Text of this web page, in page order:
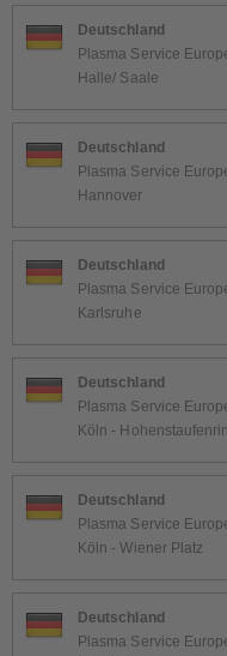
Deutschland
Plasma Service
Halle/ Saale
Deutschland
Plasma Service
Hannover
Deutschland
Plasma Service
Karlsruhe
Deutschland
Plasma Service
Köln -
Deutschland
Plasma Service
Köln - Wiener Platz
Deutschland
Plasma Service